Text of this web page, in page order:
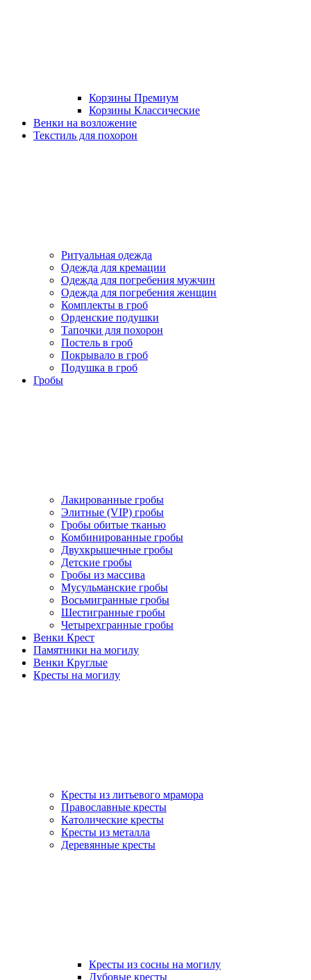
Корзины Премиум
Корзины Классические
Венки на возложение
Текстиль для похорон
Ритуальная одежда
Одежда для кремации
Одежда для погребения мужчин
Одежда для погребения женщин
Комплекты в гроб
Орденские подушки
Тапочки для похорон
Постель в гроб
Покрывало в гроб
Подушка в гроб
Гробы
Лакированные гробы
Элитные (VIP) гробы
Гробы обитые тканью
Комбинированные гробы
Двухкрышечные гробы
Детские гробы
Гробы из массива
Мусульманские гробы
Восьмигранные гробы
Шестигранные гробы
Четырехгранные гробы
Венки Крест
Памятники на могилу
Венки Круглые
Кресты на могилу
Кресты из литьевого мрамора
Православные кресты
Католические кресты
Кресты из металла
Деревянные кресты
Кресты из сосны на могилу
Дубовые кресты